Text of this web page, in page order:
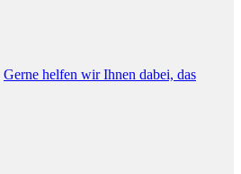
Gerne helfen wir Ihnen dabei, das